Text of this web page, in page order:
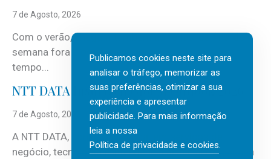
7 de Agosto, 2026
Com o verão, chegam também as férias, os fins-de-
semana fora e os dias em que a casa fica mais
tempo...
NTT DATA Insurtech Global Outlook 2026
7 de Agosto, 2026
A NTT DATA, consultora global em serviços de
negócio, tecnologia e inteligência artificial (IA), acaba
Publicamos cookies neste site para
analisar o tráfego, memorizar as
suas preferências, otimizar a sua
experiência e apresentar
publicidade. Para mais informação
leia a nossa
Política de privacidade e cookies.